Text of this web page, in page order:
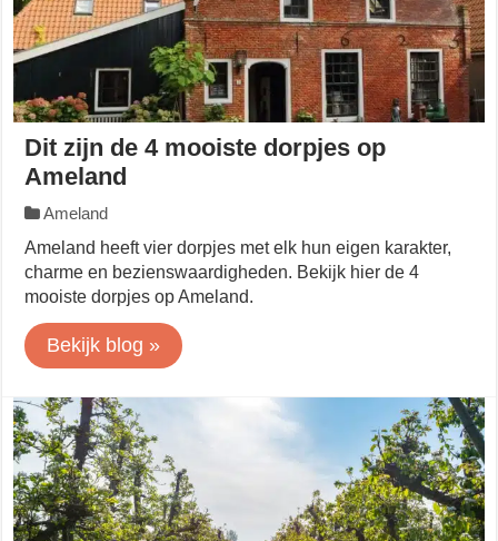
Dit zijn de 4 mooiste dorpjes op
Ameland
Ameland
Ameland heeft vier dorpjes met elk hun eigen karakter,
charme en bezienswaardigheden. Bekijk hier de 4
mooiste dorpjes op Ameland.
Bekijk blog »